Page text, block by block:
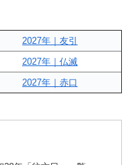
2027年｜友引
2027年｜仏滅
2027年｜赤口